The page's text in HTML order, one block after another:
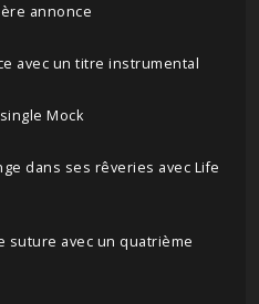
annonce
avec un titre instrumental
single Mock
dans ses rêveries avec Life
suture avec un quatrième